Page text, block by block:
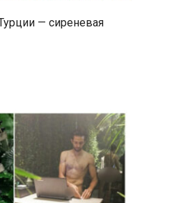
— сиреневая